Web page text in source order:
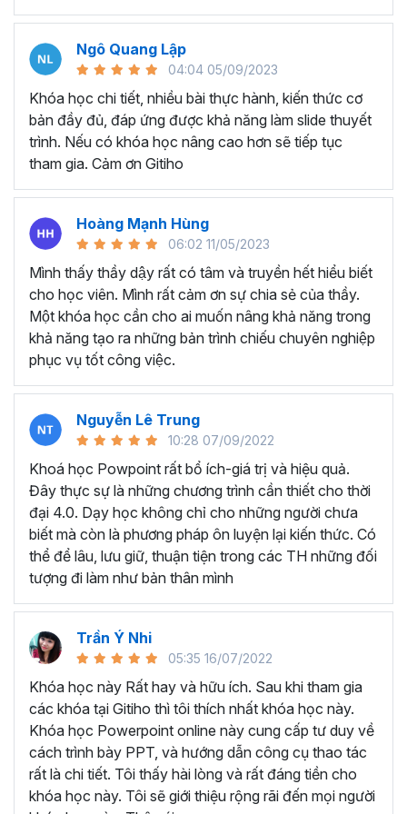
Tiết kiệm thời gian để tạo và thiết kế các bài thuyết
trình chất lượng cao
Tự tay tạo ra các game tương tác như đồng hồ đếm
ngược, nhìn bóng đoán ảnh, vòng quay may mắn, ai
là triệu phú
Những ưu đãi tuyệt vời mà chỉ có khóa học này mới
có:
Bộ cung cụ Islide, 100+ font chữ được đính kèm trong
khóa học mà Gitiho muốn gửi tặng sẽ giúp bạn nâng cao
70% hiệu suất thiết kế Slide. Tặng kèm 500+ Template
Slide chuyên nghiệp - ấn tượng sẽ giúp bạn tùy chỉnh
Slide một cách nhanh nhất.
Các câu hỏi học viên thường
hỏi về về khóa học
Powerpoint của Gitiho
Microsoft Powerpoint là gì?
Powerpoint là một trong những ông cụ nằm trong bộ phần
mềm tin học văn phòng của Microsoft Office, đây là công
cụ trình chiếu Slide quan trọng hàng đầu nên biết hiện nay.
Trong tất cả các lĩnh vực việc tạo ra các bài thuyết trình
đẹp mắt và cuốn hút là vô cùng hiệu quả để truyền đạt
các ý tưởng tới người nghe. Powerpoint là một công cụ có
khả năng làm việc đó, công cụ này kết hợp các nội dung
văn bản, hình ảnh, video và các hiệu ứng cuốn hút giúp
bạn truyền tải các thông tin, dữ liệu báo cáo một cách hấp
dẫn.
Nghề nghiệp nào thì nên học thiết kế slide?
Bất cứ ai cần trình bày dữ liệu một cách dễ hiểu và cuốn
hút cho người khác đều được hưởng lợi từ các kỹ năng
Powerpoint học được. Ví dụ như bạn là lập trình viên cần
Powerpoint để trình bày việc phát triển một ứng dụng,
quản lý bệnh viện cần các bài thuyết trình để phác thảo
Ngô Quang Lập
04:04 05/09/2023
Khóa học chi tiết, nhiều bài thực hành, kiến thức cơ
bản đầy đủ, đáp ứng được khả năng làm slide thuyết
trình. Nếu có khóa học nâng cao hơn sẽ tiếp tục
tham gia. Cảm ơn Gitiho
Hoàng Mạnh Hùng
06:02 11/05/2023
Mình thấy thầy dậy rất có tâm và truyền hết hiểu biết
cho học viên. Mình rất cảm ơn sự chia sẻ của thầy.
Một khóa học cần cho ai muốn nâng khả năng trong
khả năng tạo ra những bản trình chiếu chuyên nghiệp
phục vụ tốt công việc.
Nguyễn Lê Trung
10:28 07/09/2022
Khoá học Powpoint rất bổ ích-giá trị và hiệu quả.
Đây thực sự là những chương trình cần thiết cho thời
đại 4.0. Dạy học không chỉ cho những người chưa
biết mà còn là phương pháp ôn luyện lại kiến thức. Có
thể để lâu, lưu giữ, thuận tiện trong các TH những đối
tượng đi làm như bản thân mình
Trần Ý Nhi
05:35 16/07/2022
Khóa học này Rất hay và hữu ích. Sau khi tham gia
các khóa tại Gitiho thì tôi thích nhất khóa học này.
Khóa học Powerpoint online này cung cấp tư duy về
cách trình bày PPT, và hướng dẫn công cụ thao tác
rất là chi tiết. Tôi thấy hài lòng và rất đáng tiền cho
khóa học này. Tôi sẽ giới thiệu rộng rãi đến mọi người